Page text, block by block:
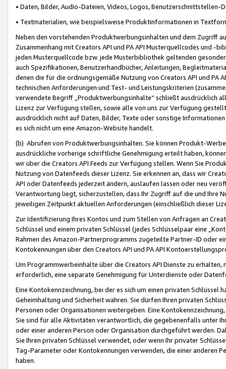
• Daten, Bilder, Audio-Dateien, Videos, Logos, Benutzerschnittstellen-
• Textmaterialien, wie beispielsweise Produktinformationen in
Neben den vorstehenden Produktwerbungsinhalten und dem Zugriff
Zusammenhang mit Creators API und PA API Musterquellcodes und
jeden Musterquellcode bzw. jede Musterbibliothek geltenden
auch Spezifikationen, Benutzerhandbücher, Anleitungen,
denen die für die ordnungsgemäße Nutzung von Creators API und PA
technischen Anforderungen und Test- und Leistungskriterien
verwendete Begriff „Produktwerbungsinhalte“ schließt ausdrücklich
Lizenz zur Verfügung stellen, sowie alle von uns zur Verfügung
ausdrücklich nicht auf Daten, Bilder, Texte oder sonstige
es sich nicht um eine Amazon-Website handelt.
(b) Abrufen von Produktwerbungsinhalten. Sie können Produkt-
ausdrückliche vorherige schriftliche Genehmigung erteilt haben,
wir über die Creators API Feeds zur Verfügung stellen. Wenn Sie
Nutzung von Datenfeeds dieser Lizenz. Sie erkennen an, dass wir
API oder Datenfeeds jederzeit ändern, auslaufen lassen oder neu
Verantwortung liegt, sicherzustellen, dass Ihr Zugriff auf die und Ihre
jeweiligen Zeitpunkt aktuellen Anforderungen (einschließlich dieser
Zur Identifizierung Ihres Kontos und zum Stellen von Anfragen an
Schlüssel und einem privaten Schlüssel (jedes Schlüsselpaar eine
Rahmen des Amazon-Partnerprogramms zugeteilte Partner-ID oder
Kontokennungen über den Creators API und PA API
Um Programmwerbeinhalte über die Creators API Dienste zu
erforderlich, eine separate Genehmigung für Unterdienste oder
Eine Kontokennzeichnung, bei der es sich um einen privaten
Geheimhaltung und Sicherheit wahren. Sie dürfen Ihren privaten
Personen oder Organisationen weitergeben. Eine
Sie sind für alle Aktivitäten verantwortlich, die gegebenenfalls unter
oder einer anderen Person oder Organisation durchgeführt werden.
Sie Ihren privaten Schlüssel verwendet, oder wenn Ihr privater
Tag-Parameter oder Kontokennungen verwenden, die einer anderen
haben.